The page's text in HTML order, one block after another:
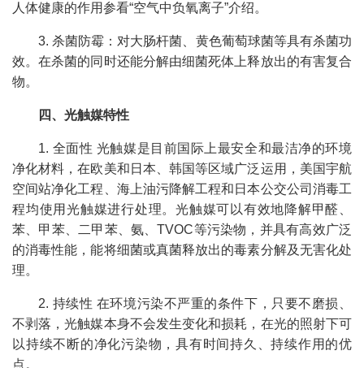
人体健康的作用参看“空气中负氧离子”介绍。
3. 杀菌防霉：对大肠杆菌、黄色葡萄球菌等具有杀菌功
效。在杀菌的同时还能分解由细菌死体上释放出的有害复合
物。
四、光触媒特性
1. 全面性 光触媒是目前国际上最安全和最洁净的环境
净化材料，在欧美和日本、韩国等区域广泛运用，美国宇航
空间站净化工程、海上油污降解工程和日本公交公司消毒工
程均使用光触媒进行处理。光触媒可以有效地降解甲醛、
苯、甲苯、二甲苯、氨、TVOC等污染物，并具有高效广泛
的消毒性能，能将细菌或真菌释放出的毒素分解及无害化处
理。
2. 持续性 在环境污染不严重的条件下，只要不磨损、
不剥落，光触媒本身不会发生变化和损耗，在光的照射下可
以持续不断的净化污染物，具有时间持久、持续作用的优
点。